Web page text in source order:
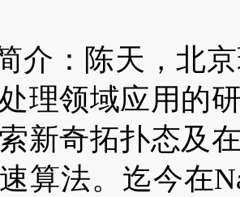
介：陈天，北
理领域应用的
新奇拓扑态及
算法。迄今在